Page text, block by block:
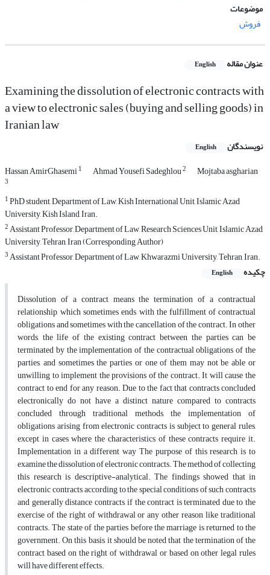
موضوعات
فروش
عنوان مقاله English
Examining the dissolution of electronic contracts with
a view to electronic sales (buying and selling goods) in
Iranian law
نویسندگان English
Hassan AmirGhasemi1 Ahmad Yousefi Sadeghlou2 Mojtaba asgharian
3
1PhD student, Department of Law, Kish International Unit, Islamic Azad
University, Kish Island, Iran.
2Assistant Professor, Department of Law, Research Sciences Unit, Islamic Azad
University, Tehran, Iran (Corresponding Author)
3Assistant Professor, Department of Law, Khwarazmi University, Tehran, Iran.
چکیده
English
Dissolution of a contract means the termination of a contractual
relationship, which sometimes ends with the fulfillment of contractual
obligations and sometimes with the cancellation of the contract. In other
words, the life of the existing contract between the parties can be
terminated by the implementation of the contractual obligations of the
parties, and sometimes the parties or one of them may not be able or
unwilling to implement the provisions of the contract. It will cause the
contract to end for any reason. Due to the fact that contracts concluded
electronically do not have a distinct nature compared to contracts
concluded through traditional methods, the implementation of
obligations arising from electronic contracts is subject to general rules,
except in cases where the characteristics of these contracts require it.
Implementation in a different way The purpose of this research is to
examine the dissolution of electronic contracts. The method of collecting
this research is descriptive-analytical. The findings showed that in
electronic contracts, according to the special conditions of such contracts
and generally distance contracts, if the contract is terminated due to the
exercise of the right of withdrawal or any other reason like traditional
contracts. The state of the parties before the marriage is returned to the
government. On this basis, it should be noted that the termination of the
contract based on the right of withdrawal or based on other legal rules
will have different effects.